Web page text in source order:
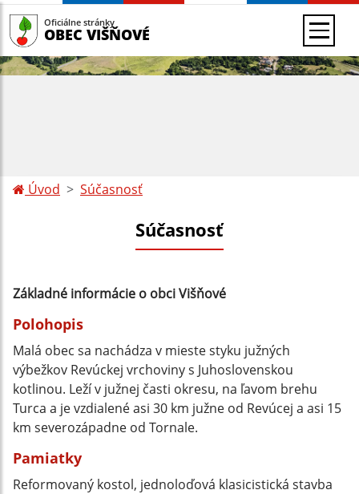
Oficiálne stránky
OBEC VIŠŇOVÉ
Úvod Súčasnosť
Súčasnosť
Základné informácie o obci Višňové
Polohopis
Malá obec sa nachádza v mieste styku južných
výbežkov Revúckej vrchoviny s Juhoslovenskou
kotlinou. Leží v južnej časti okresu, na ľavom brehu
Turca a je vzdialené asi 30 km južne od Revúcej a asi 15
km severozápadne od Tornale.
Pamiatky
Reformovaný kostol, jednoloďová klasicistická stavba